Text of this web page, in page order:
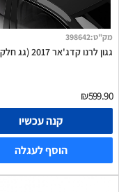
מק"ט:
398642
גגון לרנו קדג'אר 2017 (גג חלק)
₪599.90
קנה עכשיו
הוסף לעגלה